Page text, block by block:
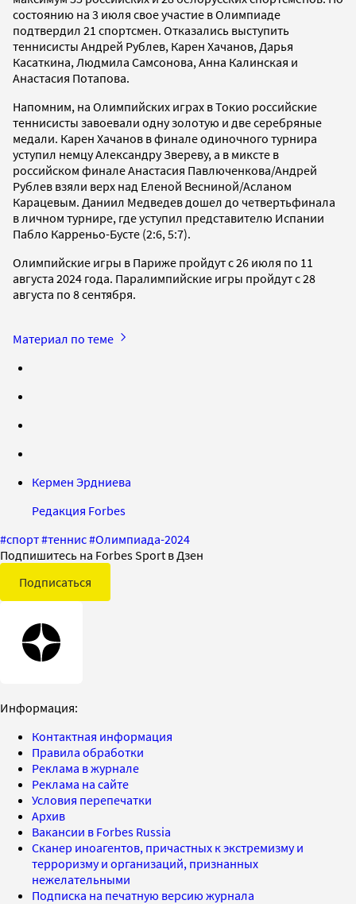
состоянию на 3 июля свое участие в Олимпиаде
подтвердил 21 спортсмен. Отказались выступить
теннисисты Андрей Рублев, Карен Хачанов, Дарья
Касаткина, Людмила Самсонова, Анна Калинская и
Анастасия Потапова.
Напомним, на Олимпийских играх в Токио российские
теннисисты завоевали одну золотую и две серебряные
медали. Карен Хачанов в финале одиночного турнира
уступил немцу Александру Звереву, а в миксте в
российском финале Анастасия Павлюченкова/Андрей
Рублев взяли верх над Еленой Весниной/Асланом
Карацевым. Даниил Медведев дошел до четвертьфинала
в личном турнире, где уступил представителю Испании
Пабло Карреньо-Бусте (2:6, 5:7).
Олимпийские игры в Париже пройдут с 26 июля по 11
августа 2024 года. Паралимпийские игры пройдут с 28
августа по 8 сентября.
Материал по теме
Кермен Эрдниева
Редакция Forbes
#спорт#теннис#Олимпиада-2024
Подпишитесь на Forbes Sport в Дзен
Подписаться
Информация:
Контактная информация
Правила обработки
Реклама в журнале
Реклама на сайте
Условия перепечатки
Архив
Вакансии в Forbes Russia
Сканер иноагентов, причастных к экстремизму и
терроризму и организаций, признанных
нежелательными
Подписка на печатную версию журнала